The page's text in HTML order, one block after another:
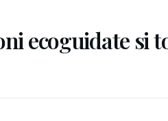
ecoguidate si